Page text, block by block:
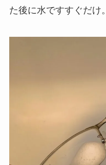
た後に水ですすぐだけ。